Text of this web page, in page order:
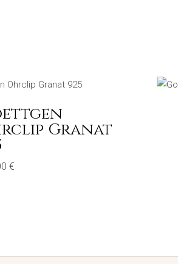
Granat
€